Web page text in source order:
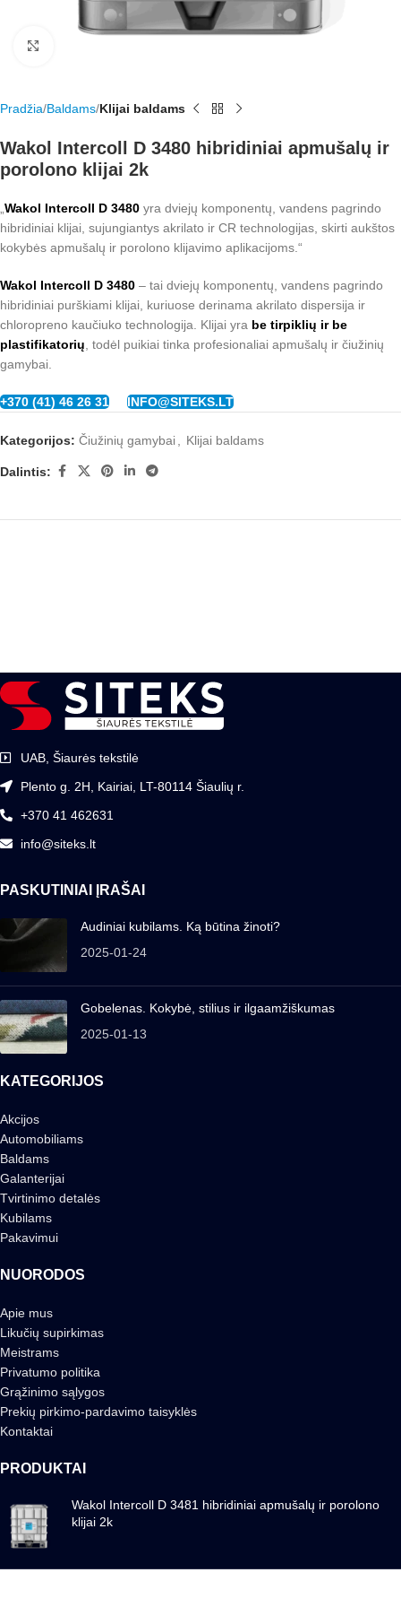
Pradžia Baldams Klijai baldams
Wakol Intercoll D 3480 hibridiniai apmušalų ir
porolono klijai 2k
Wakol Intercoll D 3480 yra dviejų komponentų, vandens pagrindo
hibridiniai klijai, sujungiantys akrilato ir CR technologijas, skirti aukštos
kokybės apmušalų ir porolono klijavimo aplikacijoms.“
Wakol Intercoll D 3480 – tai dviejų komponentų, vandens pagrindo
hibridiniai purškiami klijai, kuriuose derinama akrilato dispersija ir
chloropreno kaučiuko technologija. Klijai yra be tirpiklių ir be
plastifikatorių , todėl puikiai tinka profesionaliai apmušalų ir čiužinių
gamybai.
+370 (41) 46 26 31 INFO@SITEKS.LT
Kategorijos: Čiužinių gamybai Klijai baldams
Dalintis:
UAB, Šiaurės tekstilė
Plento g. 2H, Kairiai, LT-80114 Šiaulių r.
+370 41 462631
info@siteks.lt
PASKUTINIAI ĮRAŠAI
Audiniai kubilams. Ką būtina žinoti?
2025-01-24
Gobelenas. Kokybė, stilius ir ilgaamžiškumas
2025-01-13
KATEGORIJOS
Akcijos
Automobiliams
Baldams
Galanterijai
Tvirtinimo detalės
Kubilams
Pakavimui
NUORODOS
Apie mus
Likučių supirkimas
Meistrams
Privatumo politika
Grąžinimo sąlygos
Prekių pirkimo-pardavimo taisyklės
Kontaktai
PRODUKTAI
Wakol Intercoll D 3481 hibridiniai apmušalų ir porolono
klijai 2k